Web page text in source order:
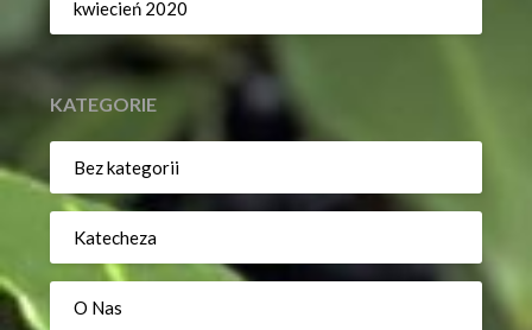
kwiecień 2020
KATEGORIE
Bez kategorii
Katecheza
O Nas